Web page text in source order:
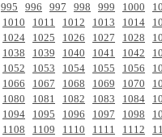
995
996 997 998 999 1000
1010
1011 1012 1013 1014
1024
1025 1026 1027 1028
1038
1039 1040 1041 1042
1052
1053 1054 1055 1056
1066
1067 1068 1069 1070
1080
1081 1082 1083 1084
1094
1095 1096 1097 1098
1108
1109 1110 1111 1112